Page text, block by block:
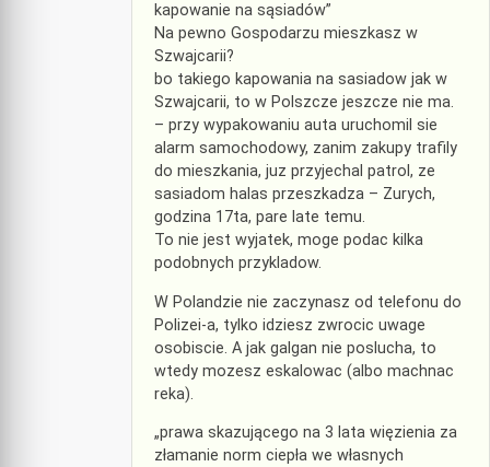
kapowanie na sąsiadów”
Na pewno Gospodarzu mieszkasz w
Szwajcarii?
bo takiego kapowania na sasiadow jak w
Szwajcarii, to w Polszcze jeszcze nie ma.
– przy wypakowaniu auta uruchomil sie
alarm samochodowy, zanim zakupy trafily
do mieszkania, juz przyjechal patrol, ze
sasiadom halas przeszkadza – Zurych,
godzina 17ta, pare late temu.
To nie jest wyjatek, moge podac kilka
podobnych przykladow.
W Polandzie nie zaczynasz od telefonu do
Polizei-a, tylko idziesz zwrocic uwage
osobiscie. A jak galgan nie poslucha, to
wtedy mozesz eskalowac (albo machnac
reka).
„prawa skazującego na 3 lata więzienia za
złamanie norm ciepła we własnych